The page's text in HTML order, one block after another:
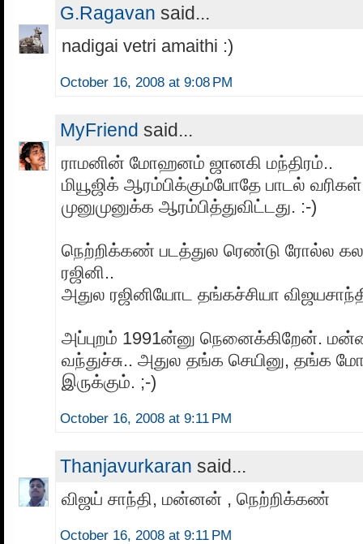
G.Ragavan said...
nadigai vetri amaithi :)
October 16, 2008 at 9:08 PM
MyFriend said...
ராமனின் மோஹனம் ஜானகி மந்திரம்..
மியூஜிக் ஆரம்பிக்கும்போதே பாடல்
முனுமுனுக்க ஆரம்பித்துவிட்டது. :-)
நெற்றிக்கண் படத்துல ரெண்டு ரோல்ல
ரஜினி..
அதுல ரஜினியோட தங்கச்சியா விஜயசாந்தி
அப்புறம் 1991ன்னு நெனைக்கிறேன்.
வந்துச்சு.. அதுல தங்க செயினு, தங்க
இருக்கும். ;-)
October 16, 2008 at 9:11 PM
Thanjavurkaran said...
விஜய் சாந்தி, மன்னன் , நெற்றிக்கண்
October 16, 2008 at 9:11 PM